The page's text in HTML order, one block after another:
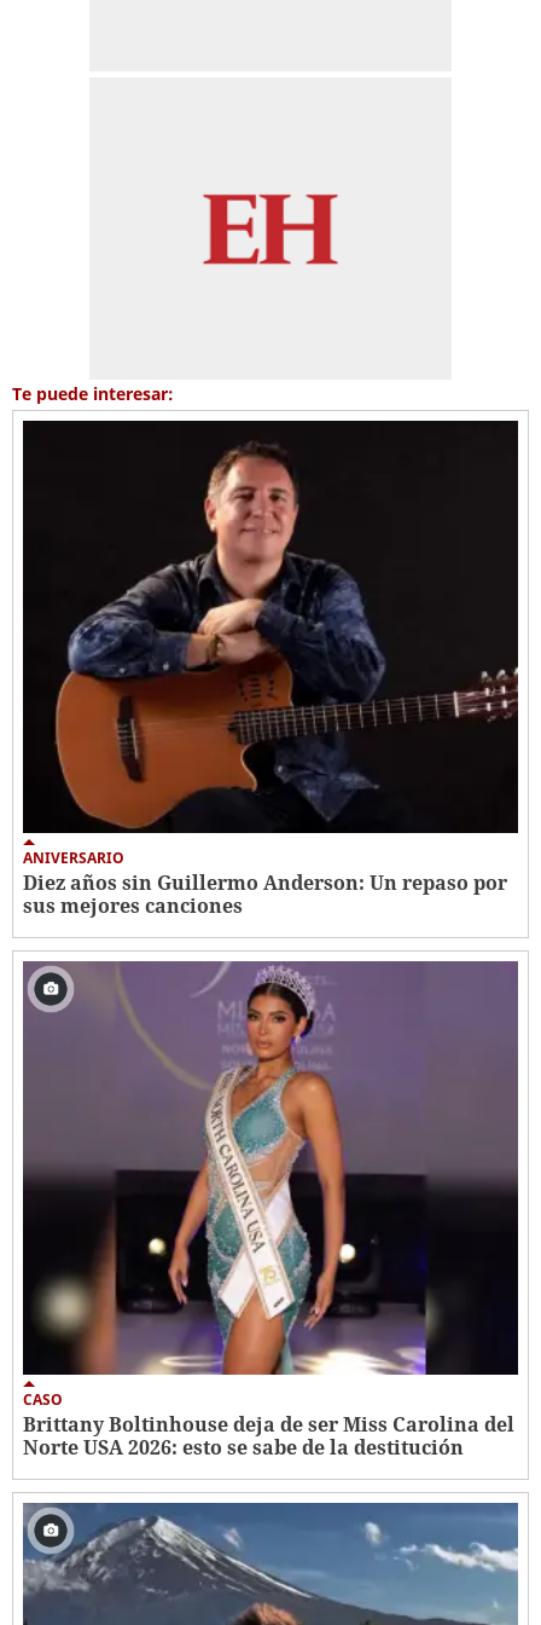
Te puede interesar:
ANIVERSARIO
Diez años sin Guillermo Anderson: Un repaso por
sus mejores canciones
CASO
Brittany Boltinhouse deja de ser Miss Carolina del
Norte USA 2026: esto se sabe de la destitución